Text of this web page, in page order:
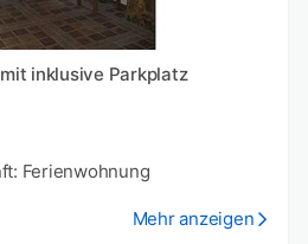
inklusive Parkplatz
Ferienwohnung
Mehr anzeigen